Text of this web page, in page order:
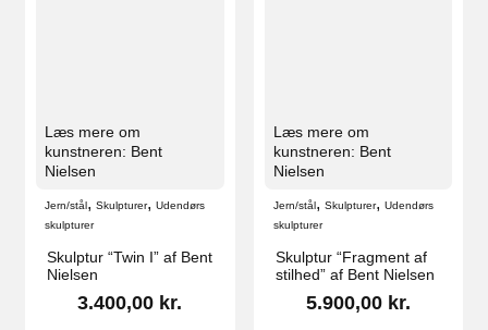
Læs mere om
kunstneren: Bent
Nielsen
Jern/stål,Skulpturer,Udendørs
skulpturer
Skulptur “Twin I” af Bent
Nielsen
3.400,00 kr.
Læs mere om
kunstneren: Bent
Nielsen
Jern/stål, Skulpturer, Udendørs
skulpturer
Skulptur “Fragment af
stilhed” af Bent Nielsen
5.900,00 kr.